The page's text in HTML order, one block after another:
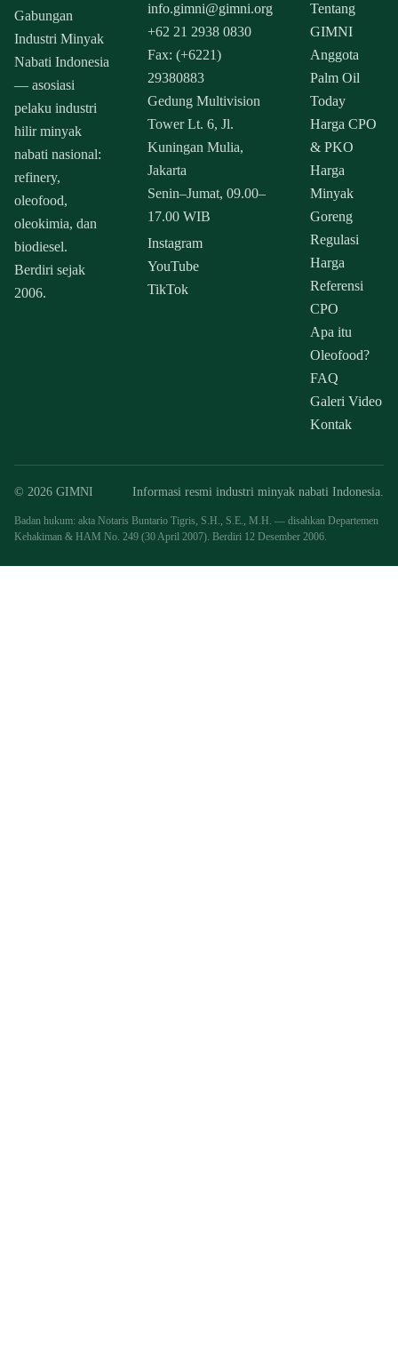
Gabungan
Industri Minyak
Nabati Indonesia
— asosiasi
pelaku industri
hilir minyak
nabati nasional:
refinery,
oleofood,
oleokimia, dan
biodiesel.
Berdiri sejak
2006.
info.gimni@gimni.org
+62 21 2938 0830
Fax: (+6221)
29380883
Gedung Multivision
Tower Lt. 6, Jl.
Kuningan Mulia,
Jakarta
Senin–Jumat, 09.00–
17.00 WIB
Instagram
YouTube
TikTok
Tentang
GIMNI
Anggota
Palm Oil
Today
Harga CPO
& PKO
Harga
Minyak
Goreng
Regulasi
Harga
Referensi
CPO
Apa itu
Oleofood?
FAQ
Galeri Video
Kontak
© 2026 GIMNI Informasi resmi industri minyak nabati Indonesia.
Badan hukum: akta Notaris Buntario Tigris, S.H., S.E., M.H. — disahkan Departemen
Kehakiman & HAM No. 249 (30 April 2007). Berdiri 12 Desember 2006.